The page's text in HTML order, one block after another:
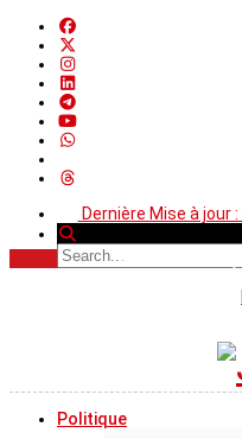
Dernière Mise à jour
Dernière Mise à
Politique